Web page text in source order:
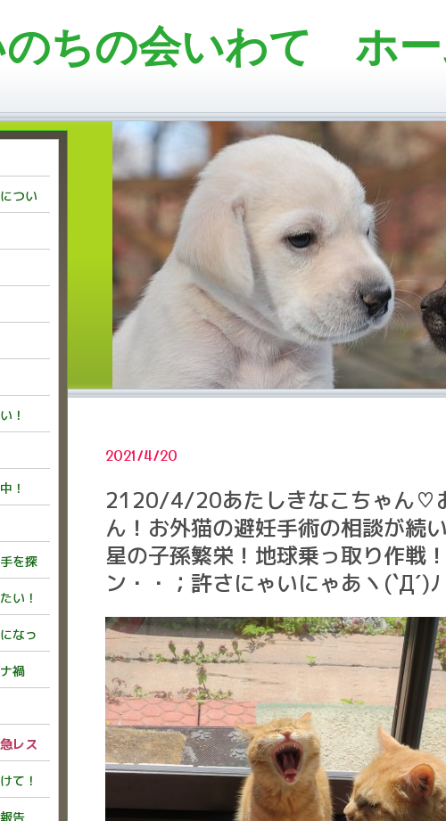
のちの会いわて ホ
2021/4/20
2120/4/20あたしきなこちゃん♡
ん！お外猫の避妊手術の相談が続
星の子孫繁栄！地球乗っ取り作戦
ン・・；許さにゃいにゃあヽ(`Д´)ﾉ
つい
！
！
を探
い！
なっ
ナ禍
レス
て！
告